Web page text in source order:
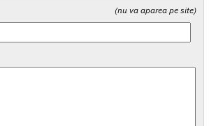
(nu va aparea pe site)